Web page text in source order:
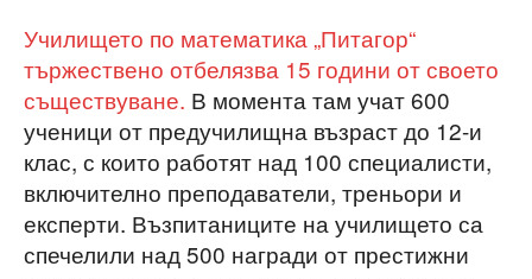
Училището по математика „Питагор“
тържествено отбелязва 15 години от своето
съществуване. В момента там учат 600
ученици от предучилищна възраст до 12-и
клас, с които работят над 100 специалисти,
включително преподаватели, треньори и
експерти. Възпитаниците на училището са
спечелили над 500 награди от престижни